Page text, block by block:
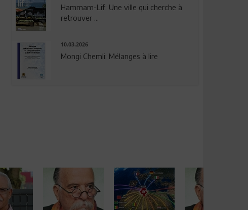
Hammam-Lif: Une ville qui cherche à
retrouver ...
10.03.2026
Mongi Chemli: Mélanges à lire